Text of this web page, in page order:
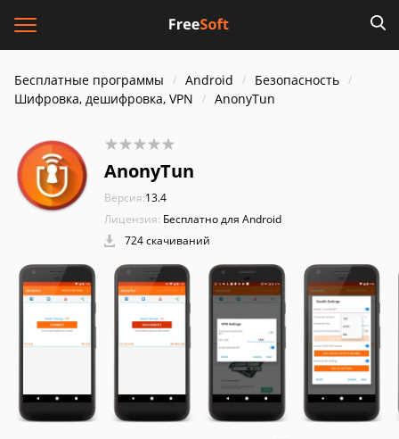
Бесплатные программы Android
Безопасность
Шифровка, дешифровка, VPN
AnonyTun
AnonyTun
Версия:13.4
Лицензия: Бесплатно для Android
724 скачиваний